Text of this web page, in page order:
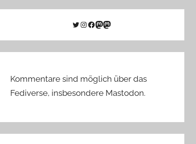
Twitter
Instagram
Facebook
Link zu Mastodon
Mastodon
Kommentare sind möglich über das
Fediverse, insbesondere Mastodon.